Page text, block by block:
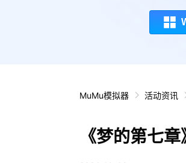
MuMu模拟器 活动资讯
《梦的第七